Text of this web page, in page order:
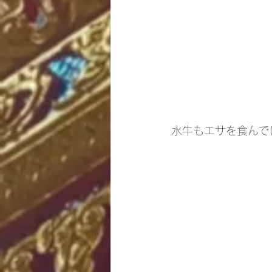
水牛もエサを食ん